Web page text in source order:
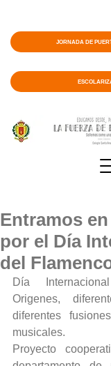
JORNADA DE
Entramos
por el Día
del
Día
Origenes,
diferentes
musicales.
Proyecto